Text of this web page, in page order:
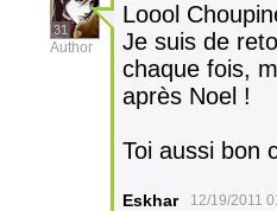
31
Author
Loool
Je suis de
chaque fois,
après Noel !
Toi aussi bon
Eskhar 12/19/2011